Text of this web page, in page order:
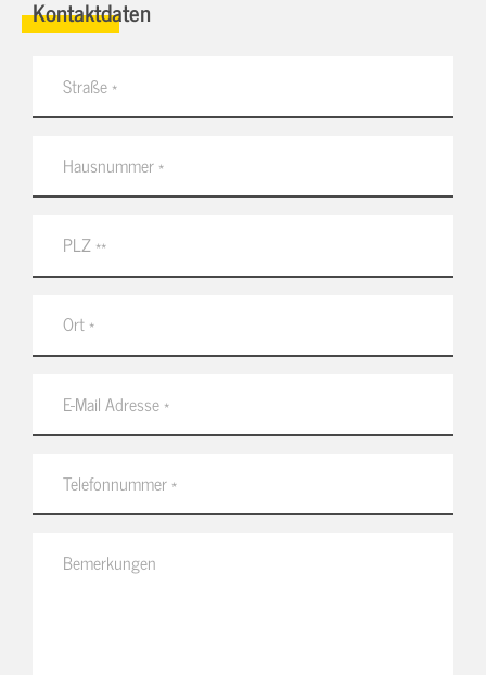
Kontaktdaten